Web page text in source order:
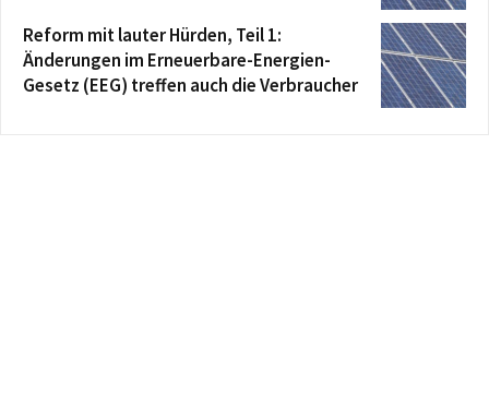
Reform mit lauter Hürden, Teil 1:
Änderungen im Erneuerbare-Energien-
Gesetz (EEG) treffen auch die Verbraucher